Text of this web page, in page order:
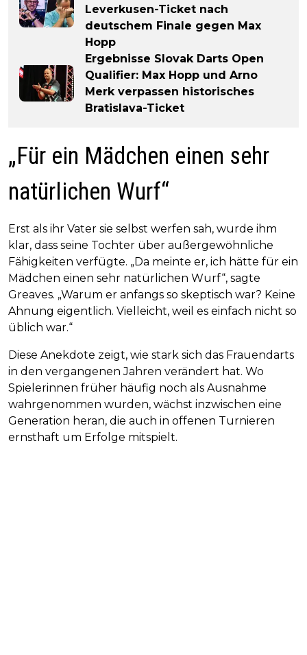
Leverkusen-Ticket nach
deutschem Finale gegen Max
Hopp
Ergebnisse Slovak Darts Open
Qualifier: Max Hopp und Arno
Merk verpassen historisches
Bratislava-Ticket
„Für ein Mädchen einen sehr
natürlichen Wurf“
Erst als ihr Vater sie selbst werfen sah, wurde ihm
klar, dass seine Tochter über außergewöhnliche
Fähigkeiten verfügte. „Da meinte er, ich hätte für ein
Mädchen einen sehr natürlichen Wurf“, sagte
Greaves. „Warum er anfangs so skeptisch war? Keine
Ahnung eigentlich. Vielleicht, weil es einfach nicht so
üblich war.“
Diese Anekdote zeigt, wie stark sich das Frauendarts
in den vergangenen Jahren verändert hat. Wo
Spielerinnen früher häufig noch als Ausnahme
wahrgenommen wurden, wächst inzwischen eine
Generation heran, die auch in offenen Turnieren
ernsthaft um Erfolge mitspielt.